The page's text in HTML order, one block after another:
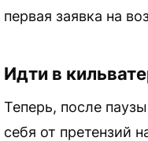
первая заявка на
Идти в
Теперь, после
себя от претензий